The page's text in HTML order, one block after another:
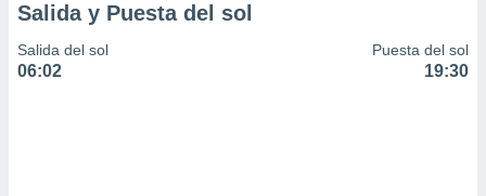
Salida y Puesta del sol
Salida del sol
06:02
Puesta del sol
19:30